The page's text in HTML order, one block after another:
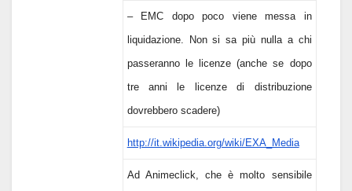
– EMC dopo poco viene messa in
liquidazione. Non si sa più nulla a chi
passeranno le licenze (anche se dopo
tre anni le licenze di distribuzione
dovrebbero scadere)
http://it.wikipedia.org/wiki/EXA_Media
Ad Animeclick, che è molto sensibile